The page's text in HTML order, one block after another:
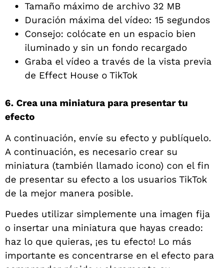
Tamaño máximo de archivo 32 MB
Duración máxima del vídeo: 15 segundos
Consejo: colócate en un espacio bien
iluminado y sin un fondo recargado
Graba el vídeo a través de la vista previa
de Effect House o TikTok
6. Crea una miniatura para presentar tu
efecto
A continuación, envíe su efecto y publíquelo.
A continuación, es necesario crear su
miniatura (también llamado icono) con el fin
de presentar su efecto a los usuarios TikTok
de la mejor manera posible.
Puedes utilizar simplemente una imagen fija
o insertar una miniatura que hayas creado:
haz lo que quieras, ¡es tu efecto! Lo más
importante es concentrarse en el efecto para